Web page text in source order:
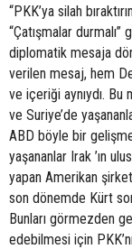
“PKK’ya silah
“Çatışmalar
diplomatik mesaja
verilen mesaj, hem
ve içeriği aynıydı.
ve Suriye’de
ABD böyle bir
yaşananlar Irak ’ın
yapan Amerikan
son dönemde Kürt
Bunları görmezden
edebilmesi için